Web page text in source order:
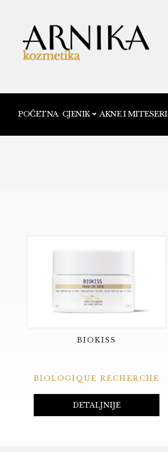
POČETNA CJENIK AKNE I MITESERI
BIOKISS
BIOLOGIQUE RECHERCHE
DETALJNIJE